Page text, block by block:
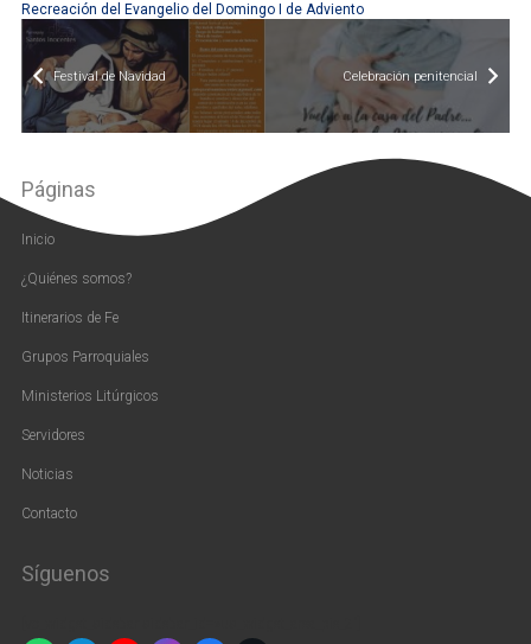
Recreación del Evangelio del Domingo I de Adviento
Festival de Navidad Celebración penitencial
Páginas
Inicio
¿Quiénes somos?
Itinerarios de Fe
Grupos Parroquiales
Ministerios Litúrgicos
Servidores
Noticias
Contacto
Síguenos